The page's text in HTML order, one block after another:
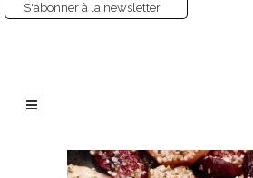
S'abonner à la newsletter